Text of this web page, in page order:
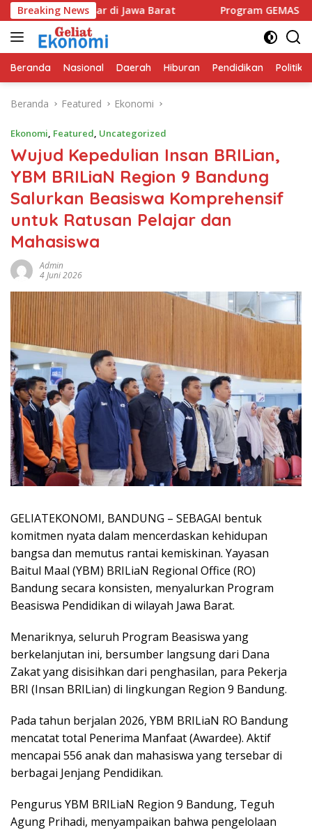
Langsung
ke
konten
Breaking News
Pasar di Jawa Barat Program GEMAS SDN 088
Beranda Nasional Daerah Hiburan Pendidikan Politik
Beranda Featured Ekonomi
Ekonomi, Featured, Uncategorized
Wujud Kepedulian Insan BRILian,
YBM BRILiaN Region 9 Bandung
Salurkan Beasiswa Komprehensif
untuk Ratusan Pelajar dan
Mahasiswa
Admin
4 Juni 2026
GELIATEKONOMI, ​BANDUNG – SEBAGAI bentuk
komitmen nyata dalam mencerdaskan kehidupan
bangsa dan memutus rantai kemiskinan. Yayasan
Baitul Maal (YBM) BRILiaN Regional Office (RO)
Bandung secara konsisten, menyalurkan Program
Beasiswa Pendidikan di wilayah Jawa Barat.
Menariknya, seluruh Program Beasiswa yang
berkelanjutan ini, bersumber langsung dari Dana
Zakat yang disisihkan dari penghasilan, para Pekerja
BRI (Insan BRILian) di lingkungan Region 9 Bandung.
​Pada tahun berjalan 2026, YBM BRILiaN RO Bandung
mencatat total Penerima Manfaat (Awardee). Aktif
mencapai 556 anak dan mahasiswa yang tersebar di
berbagai Jenjang Pendidikan.
​Pengurus YBM BRILiaN Region 9 Bandung, Teguh
Agung Prihadi, menyampaikan bahwa pengelolaan